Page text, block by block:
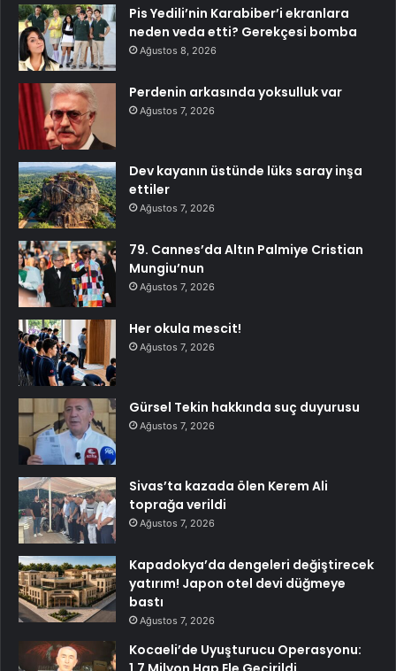
Pis Yedili’nin Karabiber’i ekranlara
neden veda etti? Gerekçesi bomba
Ağustos 8, 2026
Perdenin arkasında yoksulluk var
Ağustos 7, 2026
Dev kayanın üstünde lüks saray inşa
ettiler
Ağustos 7, 2026
79. Cannes’da Altın Palmiye Cristian
Mungiu’nun
Ağustos 7, 2026
Her okula mescit!
Ağustos 7, 2026
Gürsel Tekin hakkında suç duyurusu
Ağustos 7, 2026
Sivas’ta kazada ölen Kerem Ali
toprağa verildi
Ağustos 7, 2026
Kapadokya’da dengeleri değiştirecek
yatırım! Japon otel devi düğmeye
bastı
Ağustos 7, 2026
Kocaeli’de Uyuşturucu Operasyonu: